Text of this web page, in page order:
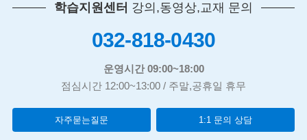
학습지원센터 강의,동영상,교재 문의
032-818-0430
운영시간 09:00~18:00
점심시간 12:00~13:00 / 주말,공휴일 휴무
자주묻는질문 1:1 문의 상담